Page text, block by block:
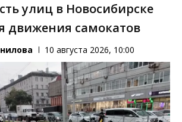
улиц в Новосибирске
движения самокатов
10 августа 2026, 10:00